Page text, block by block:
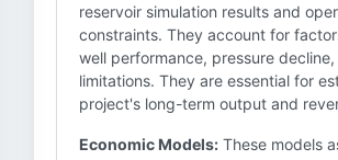
reservoir simulation results and
constraints. They account for
well performance, pressure
limitations. They are essential for
project's long-term output and
Economic Models: These models